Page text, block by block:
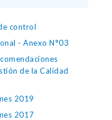
control
- Anexo N°03
de la Calidad
2019
2017